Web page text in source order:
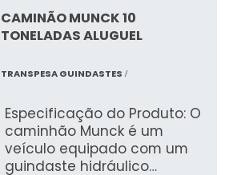
CAMINÃO MUNCK 10
TONELADAS ALUGUEL
TRANSPESA GUINDASTES /
Especificação do Produto: O
caminhão Munck é um
veículo equipado com um
guindaste hidráulico